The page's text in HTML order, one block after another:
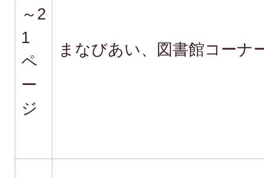
～2
1
ペ
ー
ジ
まなびあい、図書館コーナ